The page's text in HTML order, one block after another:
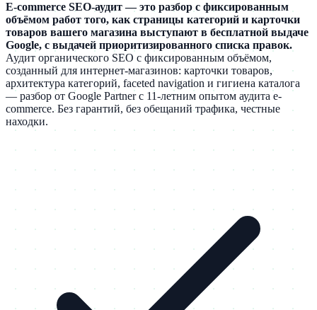
E-commerce SEO-аудит — это разбор с фиксированным
объёмом работ того, как страницы категорий и карточки
товаров вашего магазина выступают в бесплатной выдаче
Google, с выдачей приоритизированного списка правок.
Аудит органического SEO с фиксированным объёмом,
созданный для интернет-магазинов: карточки товаров,
архитектура категорий, faceted navigation и гигиена каталога
— разбор от Google Partner с 11-летним опытом аудита e-
commerce. Без гарантий, без обещаний трафика, честные
находки.